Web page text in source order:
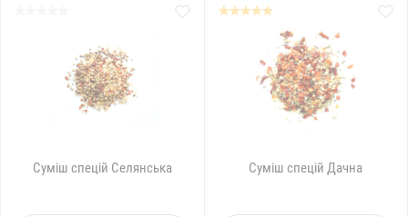
Суміш спецій Селянська Суміш спецій Дачна